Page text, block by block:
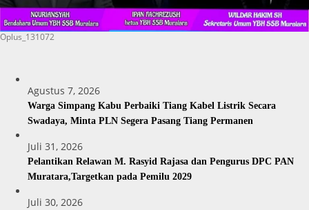
Oplus_131072
Agustus 7, 2026
Warga Simpang Kabu Perbaiki Tiang Kabel Listrik Secara
Swadaya, Minta PLN Segera Pasang Tiang Permanen
Juli 31, 2026
Pelantikan Relawan M. Rasyid Rajasa dan Pengurus DPC PAN
Muratara,Targetkan pada Pemilu 2029
Juli 30, 2026